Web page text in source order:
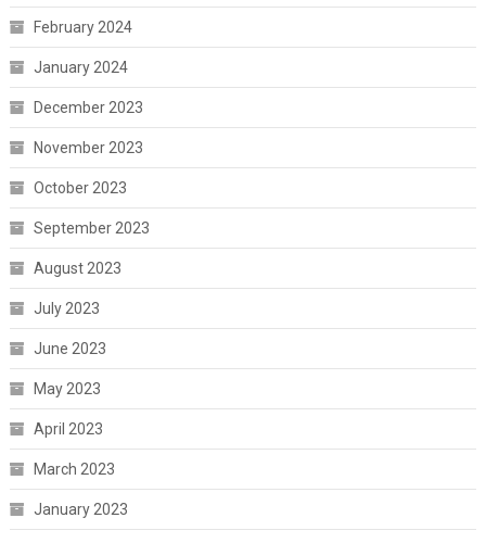
February 2024
January 2024
December 2023
November 2023
October 2023
September 2023
August 2023
July 2023
June 2023
May 2023
April 2023
March 2023
January 2023